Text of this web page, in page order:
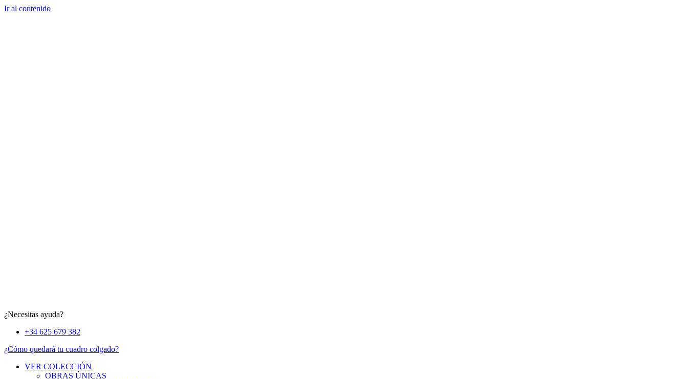
Ir al contenido
¿Necesitas ayuda?
+34 625 679 382
¿Cómo quedará tu cuadro colgado?
VER COLECCIÓN
OBRAS ÚNICAS